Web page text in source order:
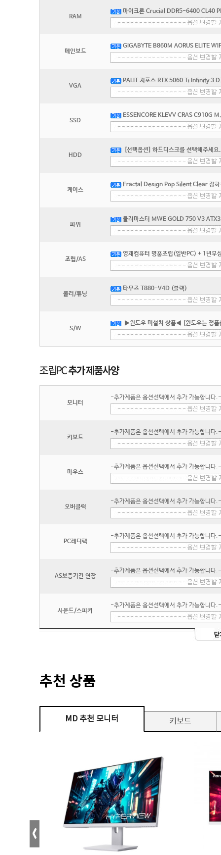
RAM
마이크론 Crucial DDR5-6400 CL40
메인보드
GIGABYTE B860M AORUS ELITE
VGA
PALIT 지포스 RTX 5060 Ti Infinity 3
SSD
ESSENCORE KLEVV CRAS C910G
HDD
[선택옵션] 하드디스크를 선택해주세요.
케이스
Fractal Design Pop Silent Clear 강
파워
쿨러마스터 MWE GOLD 750 V3
조립/AS
영재컴퓨터 명품조립(일반PC) + 1년무
쿨러/튜닝
타무즈 T880-V4D (블랙)
S/W
▶윈도우 미설치 상품◀ [윈도우는 정
모니터
-추가제품은 옵션선택에서 추가 가능합니다.-
키보드
-추가제품은 옵션선택에서 추가 가능합니다.-
마우스
-추가제품은 옵션선택에서 추가 가능합니다.-
오버클럭
-추가제품은 옵션선택에서 추가 가능합니다.-
PC레디팩
-추가제품은 옵션선택에서 추가 가능합니다.-
AS보증기간 연장
-추가제품은 옵션선택에서 추가 가능합니다.-
사운드/스피커
-추가제품은 옵션선택에서 추가 가능합니다.-
추천 상품
MD 추천 모니터 키보드